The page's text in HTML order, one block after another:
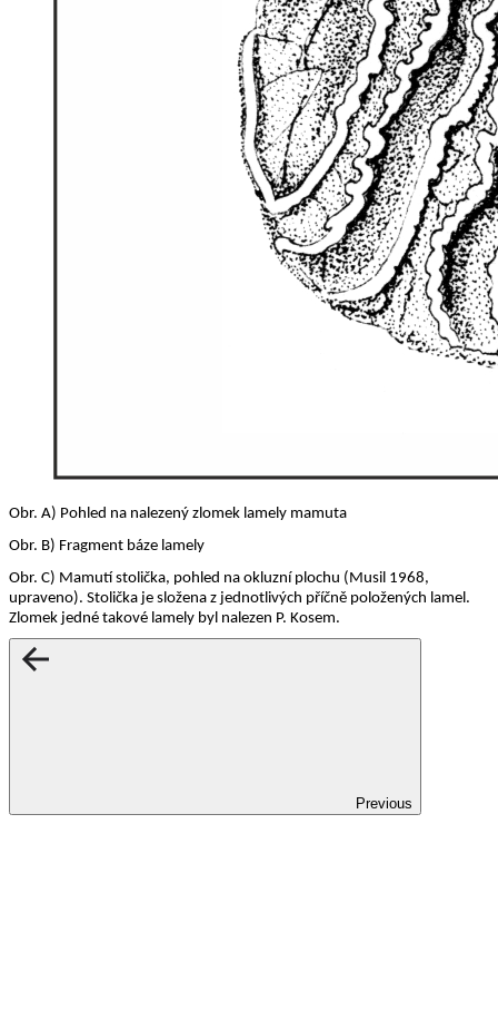
Obr. A) Pohled na nalezený zlomek lamely mamuta
Obr. B) Fragment báze lamely
Obr. C) Mamutí stolička, pohled na okluzní plochu (Musil 1968,
upraveno). Stolička je složena z jednotlivých příčně položených lamel.
Zlomek jedné takové lamely byl nalezen P. Kosem.
Previous